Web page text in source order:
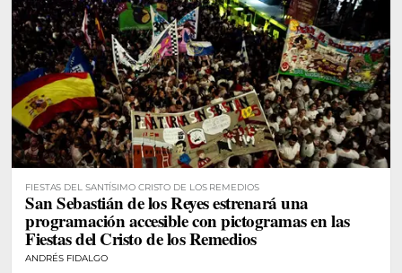
FIESTAS DEL SANTÍSIMO CRISTO DE LOS REMEDIOS
San Sebastián de los Reyes estrenará una
programación accesible con pictogramas en las
Fiestas del Cristo de los Remedios
ANDRÉS FIDALGO